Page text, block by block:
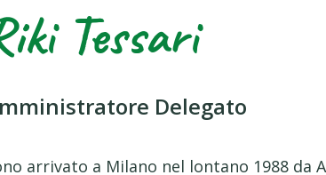
Tessari
Delegato
arrivato a Milano nel lontano 1988 da